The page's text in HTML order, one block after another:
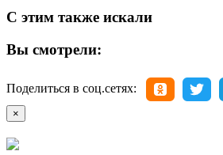
С этим также искали
Вы смотрели:
Поделиться в соц.сетях:
×